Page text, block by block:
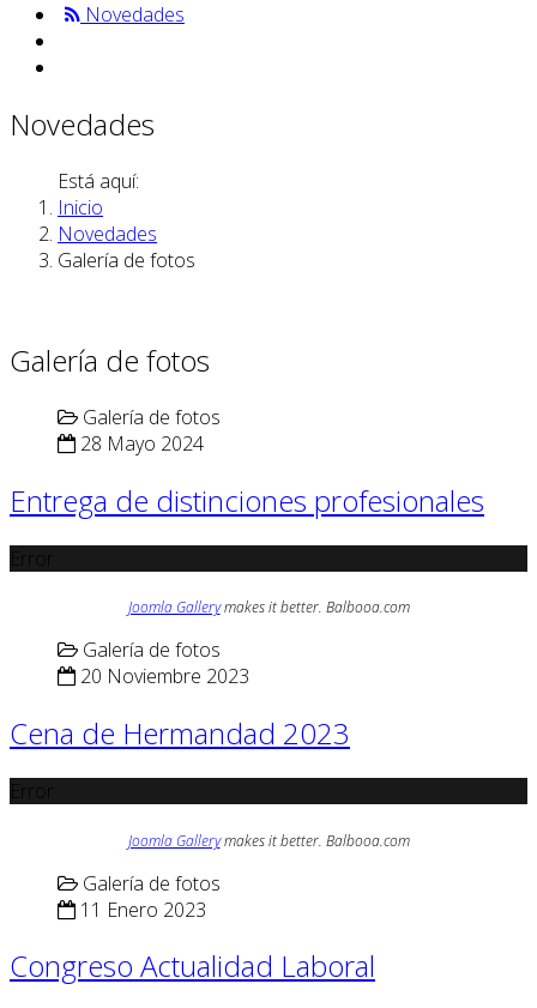
Novedades
Novedades
Está aquí:
Inicio
Novedades
Galería de fotos
Galería de fotos
Galería de fotos
28 Mayo 2024
Entrega de distinciones profesionales
Joomla Gallerymakes it better. Balbooa.com
Galería de fotos
20 Noviembre 2023
Cena de Hermandad 2023
Joomla Gallerymakes it better. Balbooa.com
Galería de fotos
11 Enero 2023
Congreso Actualidad Laboral